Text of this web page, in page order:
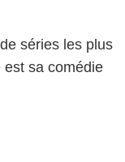
séries les plus
est sa comédie